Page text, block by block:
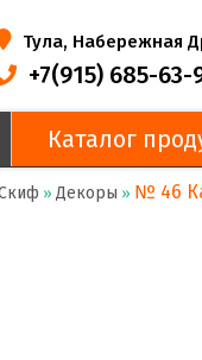
Тула, Набережная
+7(915) 685-63-
Каталог
» Декоры » № 46